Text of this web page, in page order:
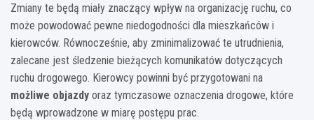
Zmiany te będą miały znaczący wpływ na organizację ruchu, co
może powodować pewne niedogodności dla mieszkańców i
kierowców. Równocześnie, aby zminimalizować te utrudnienia,
zalecane jest śledzenie bieżących komunikatów dotyczących
ruchu drogowego. Kierowcy powinni być przygotowani na
możliwe objazdy oraz tymczasowe oznaczenia drogowe, które
będą wprowadzone w miarę postępu prac.